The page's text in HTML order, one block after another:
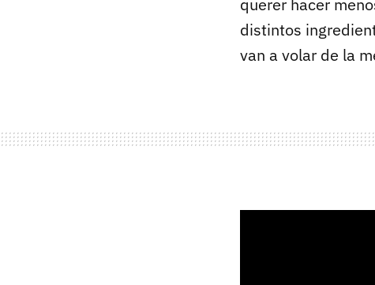
querer hacer
distintos
van a volar de la